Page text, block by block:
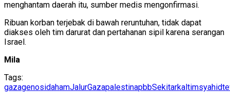
menghantam daerah itu, sumber medis mengonfirmasi.
Ribuan korban terjebak di bawah reruntuhan, tidak dapat
diakses oleh tim darurat dan pertahanan sipil karena serangan
Israel.
Mila
Tags:
gazagenosidahamJalurGazapalestinapbbSekitarkaltimsyahid